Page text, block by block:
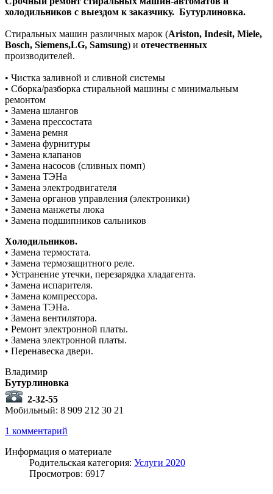
холодильников с выездом к заказчику. Бутурлиновка.
Стиральных машин различных марок (Ariston, Indesit, Miele,
Bosch, Siemens,LG, Samsung) и отечественных
производителей.
• Чистка заливной и сливной системы
• Сборка/разборка стиральной машины с минимальным
ремонтом
• Замена шлангов
• Замена прессостата
• Замена ремня
• Замена фурнитуры
• Замена клапанов
• Замена насосов (сливных помп)
• Замена ТЭНа
• Замена электродвигателя
• Замена органов управления (электроники)
• Замена манжеты люка
• Замена подшипников сальников
Холодильников.
• Замена термостата.
• Замена термозащитного реле.
• Устранение утечки, перезарядка хладагента.
• Замена испарителя.
• Замена компрессора.
• Замена ТЭНа.
• Замена вентилятора.
• Ремонт электронной платы.
• Замена электронной платы.
• Перенавеска двери.
Владимир
Бутурлиновка
2-32-55
Мобильный: 8 909 212 30 21
1 комментарий
Информация о материале
Родительская категория: Услуги 2020
Просмотров: 6917